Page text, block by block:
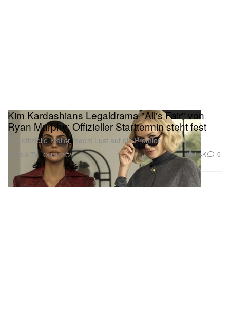
Filme & TV
Kim Kardashians Legaldrama "All's Fair" von
Ryan Murphy: Offizieller Starttermin steht fest
Der offizielle Trailer macht Lust auf die Premiere.
Oct 9, 2025 1.4K 0